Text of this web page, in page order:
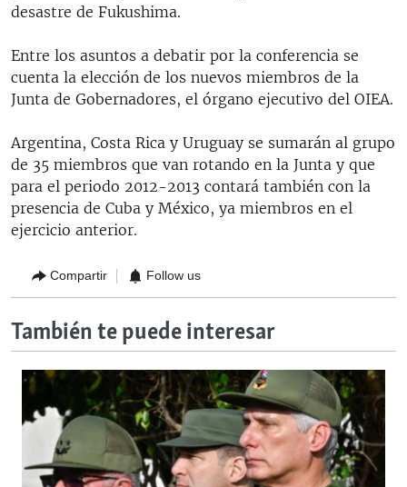
desastre de Fukushima.
Entre los asuntos a debatir por la conferencia se
cuenta la elección de los nuevos miembros de la
Junta de Gobernadores, el órgano ejecutivo del OIEA.
Argentina, Costa Rica y Uruguay se sumarán al grupo
de 35 miembros que van rotando en la Junta y que
para el periodo 2012-2013 contará también con la
presencia de Cuba y México, ya miembros en el
ejercicio anterior.
Compartir Follow us
También te puede interesar